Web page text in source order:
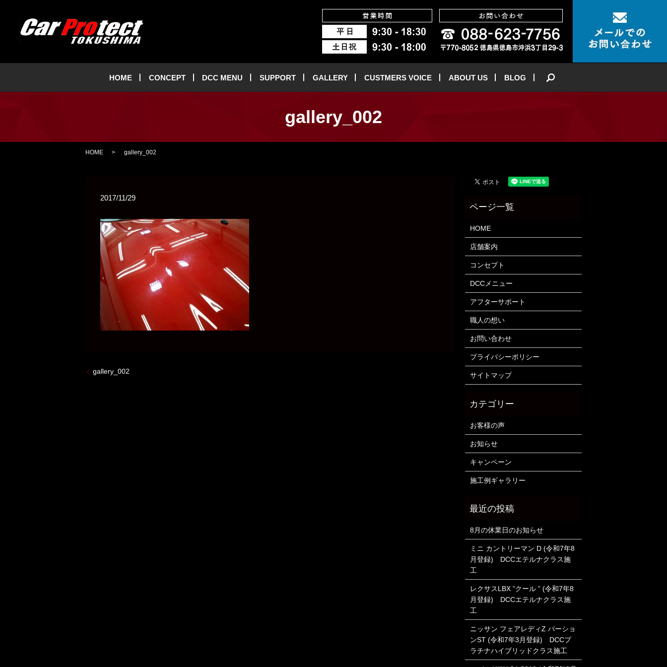
HOME CONCEPT DCC MENU SUPPORT GALLERY CUSTMERS VOICE ABOUT US BLOG
gallery_002
HOME gallery_002
2017/11/29
gallery_002
HOME
店舗案内
コンセプト
DCCメニュー
アフターサポート
職人の想い
お問い合わせ
プライバシーポリシー
サイトマップ
お客様の声
お知らせ
キャンペーン
施工例ギャラリー
8月の休業日のお知らせ
ミニ カントリーマン D (令和7年8
月登録) DCCエテルナクラス施
工
レクサスLBX ”クール ” (令和7年8
月登録) DCCエテルナクラス施
工
ニッサン フェアレディZ バーショ
ンST (令和7年3月登録) DCCプ
ラチナハイブリッドクラス施工